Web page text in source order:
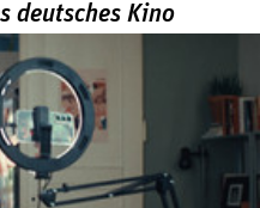
deutsches Kino